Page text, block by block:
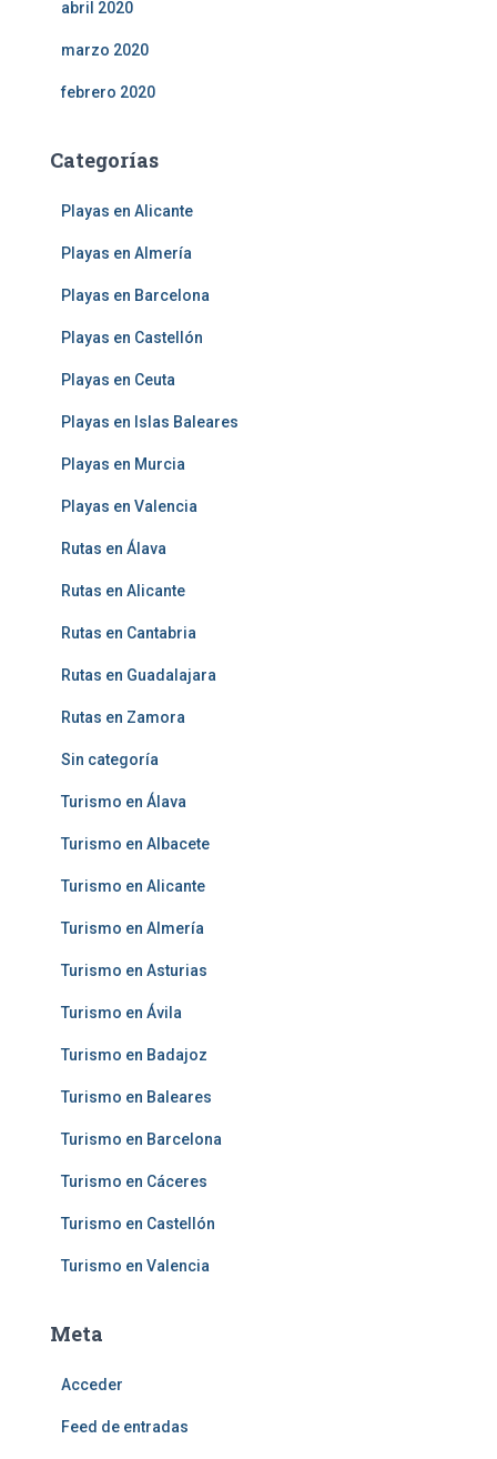
abril 2020
marzo 2020
febrero 2020
Categorías
Playas en Alicante
Playas en Almería
Playas en Barcelona
Playas en Castellón
Playas en Ceuta
Playas en Islas Baleares
Playas en Murcia
Playas en Valencia
Rutas en Álava
Rutas en Alicante
Rutas en Cantabria
Rutas en Guadalajara
Rutas en Zamora
Sin categoría
Turismo en Álava
Turismo en Albacete
Turismo en Alicante
Turismo en Almería
Turismo en Asturias
Turismo en Ávila
Turismo en Badajoz
Turismo en Baleares
Turismo en Barcelona
Turismo en Cáceres
Turismo en Castellón
Turismo en Valencia
Meta
Acceder
Feed de entradas